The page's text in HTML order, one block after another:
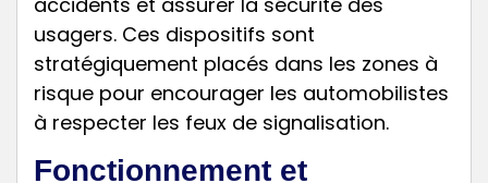
usagers. Ces dispositifs sont
stratégiquement placés dans les zones à
risque pour encourager les automobilistes
à respecter les feux de signalisation.
Fonctionnement et